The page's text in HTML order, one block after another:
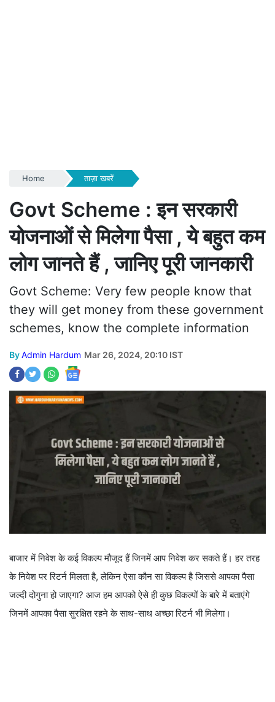
Home ताज़ा खबरें
Govt Scheme : इन सरकारी
योजनाओं से मिलेगा पैसा , ये बहुत कम
लोग जानते हैं , जानिए पूरी जानकारी
Govt Scheme: Very few people know that
they will get money from these government
schemes, know the complete information
ByAdmin Hardum Mar 26, 2024, 20:10 IST
बाजार में निवेश के कई विकल्प मौजूद हैं जिनमें आप निवेश कर सकते हैं। हर तरह
के निवेश पर रिटर्न मिलता है, लेकिन ऐसा कौन सा विकल्प है जिससे आपका पैसा
जल्दी दोगुना हो जाएगा? आज हम आपको ऐसे ही कुछ विकल्पों के बारे में बताएंगे
जिनमें आपका पैसा सुरक्षित रहने के साथ-साथ अच्छा रिटर्न भी मिलेगा।